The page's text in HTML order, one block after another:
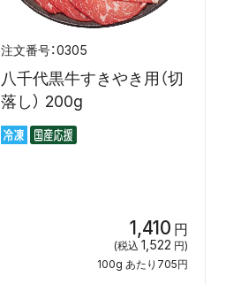
0305
八千代黒牛すきやき用（切
落し） 200g
1,410 円
(税込 1,522 円)
100g あたり705円